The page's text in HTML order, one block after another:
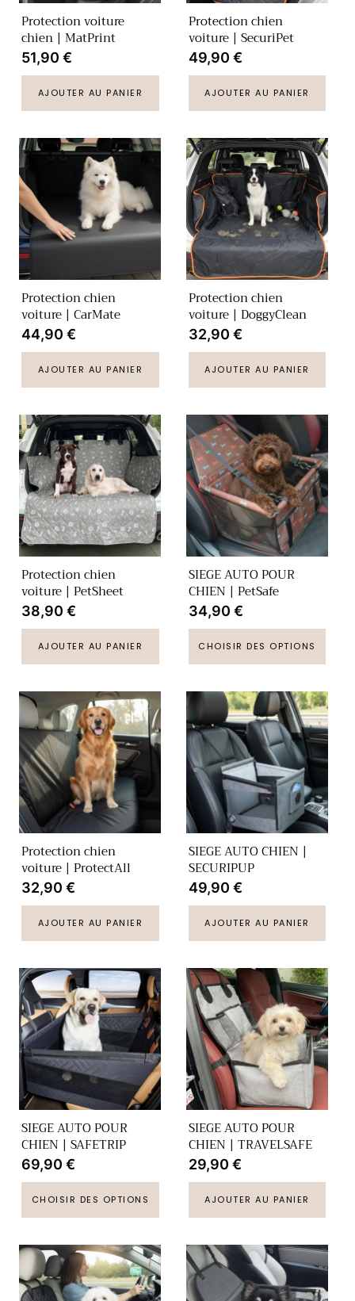
Protection voiture
chien | MatPrint
Prix
habituel
51,90 €
AJOUTER AU PANIER
Protection chien
voiture | SecuriPet
Prix
habituel
49,90 €
AJOUTER AU PANIER
Protection chien
voiture | CarMate
Prix
habituel
44,90 €
AJOUTER AU PANIER
Protection chien
voiture | DoggyClean
Prix
habituel
32,90 €
AJOUTER AU PANIER
Protection chien
voiture | PetSheet
Prix
habituel
38,90 €
AJOUTER AU PANIER
SIEGE AUTO POUR
CHIEN | PetSafe
Prix
habituel
34,90 €
CHOISIR DES OPTIONS
Protection chien
voiture | ProtectAll
Prix
habituel
32,90 €
AJOUTER AU PANIER
SIEGE AUTO CHIEN |
SECURIPUP
Prix
habituel
49,90 €
AJOUTER AU PANIER
SIEGE AUTO POUR
CHIEN | SAFETRIP
Prix
habituel
69,90 €
CHOISIR DES OPTIONS
SIEGE AUTO POUR
CHIEN | TRAVELSAFE
Prix
habituel
29,90 €
AJOUTER AU PANIER